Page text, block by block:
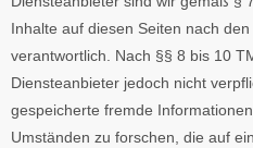
Inhalte auf diesen Seiten nach
verantwortlich. Nach §§ 8 bis 10
Diensteanbieter jedoch nicht
gespeicherte fremde
Umständen zu forschen, die auf